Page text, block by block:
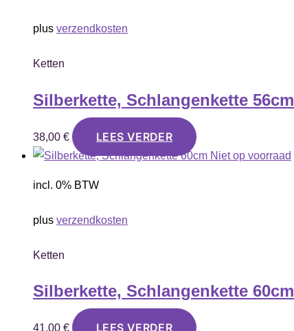
plus verzendkosten
Ketten
Silberkette, Schlangenkette 56cm
38,00 € LEES VERDER
Niet op voorraad
incl. 0% BTW
plus verzendkosten
Ketten
Silberkette, Schlangenkette 60cm
41,00 € LEES VERDER